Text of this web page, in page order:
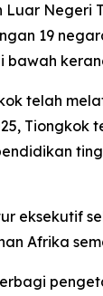
Luar
19
telah
Tiongkok
eksekutif
Afrika